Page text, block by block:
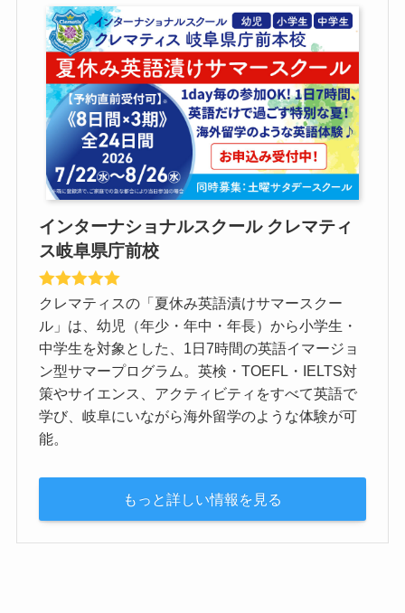
インターナショナルスクール クレマティ
ス岐阜県庁前校
クレマティスの「夏休み英語漬けサマースクー
ル」は、幼児（年少・年中・年長）から小学生・
中学生を対象とした、1日7時間の英語イマージョ
ン型サマープログラム。英検・TOEFL・IELTS対
策やサイエンス、アクティビティをすべて英語で
学び、岐阜にいながら海外留学のような体験が可
能。
もっと詳しい情報を見る